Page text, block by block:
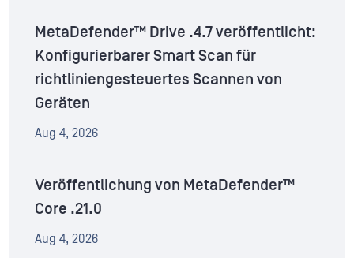
MetaDefender™ Drive .4.7 veröffentlicht:
Konfigurierbarer Smart Scan für
richtliniengesteuertes Scannen von
Geräten
Aug 4, 2026
Veröffentlichung von MetaDefender™
Core .21.0
Aug 4, 2026